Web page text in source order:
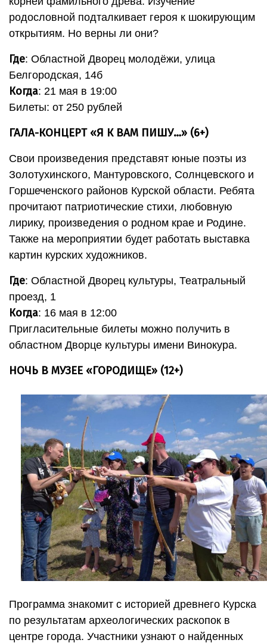
родословной подталкивает героя к шокирующим
открытиям. Но верны ли они?
Где: Областной Дворец молодёжи, улица
Белгородская, 14б
Когда: 21 мая в 19:00
Билеты: от 250 рублей
ГАЛА-КОНЦЕРТ «Я К ВАМ ПИШУ…» (6+)
Свои произведения представят юные поэты из
Золотухинского, Мантуровского, Солнцевского и
Горшеченского районов Курской области. Ребята
прочитают патриотические стихи, любовную
лирику, произведения о родном крае и Родине.
Также на мероприятии будет работать выставка
картин курских художников.
Где: Областной Дворец культуры, Театральный
проезд, 1
Когда: 16 мая в 12:00
Пригласительные билеты можно получить в
областном Дворце культуры имени Винокура.
НОЧЬ В МУЗЕЕ «ГОРОДИЩЕ» (12+)
Программа знакомит с историей древнего Курска
по результатам археологических раскопок в
центре города. Участники узнают о найденных